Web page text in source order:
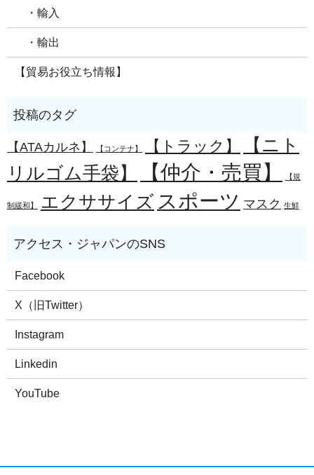
・輸入
・輸出
【貿易お役立ち情報】
【ATAカルネ】 【コンテナ】 【トラック】
【ニト
リルゴム手袋】
【仲介・売買】 【規
制緩和】 エクササイズ スポーツ マスク 生鮮
Facebook
X（旧Twitter）
Instagram
Linkedin
YouTube